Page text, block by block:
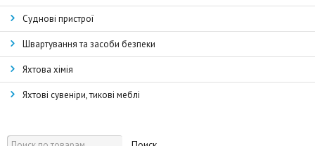
Суднові пристрої
Швартування та засоби безпеки
Яхтова хімія
Яхтові сувеніри, тикові меблі